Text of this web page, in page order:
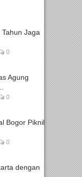
Jaga
0
Agung
0
Bogor Piknik
0
dengan